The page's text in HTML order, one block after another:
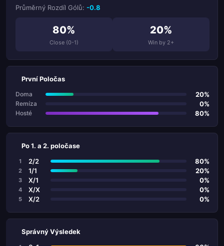
Průměrný Rozdíl Gólů: -0.8
80%
Close (0-1)
20%
Win by 2+
První Poločas
Doma 20%
Remíza 0%
Hosté 80%
Po 1. a 2. poločase
1 2/2 80%
2 1/1 20%
3 X/1 0%
4 X/X 0%
5 X/2 0%
Správný Výsledek